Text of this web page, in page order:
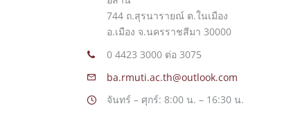
744 ถ.สุรนารายณ์ ต.ในเมือง
อ.เมือง จ.นครราชสีมา 30000
0 4423 3000 ต่อ 3075
ba.rmuti.ac.th@outlook.com
จันทร์ – ศุกร์: 8:00 น. – 16:30 น.